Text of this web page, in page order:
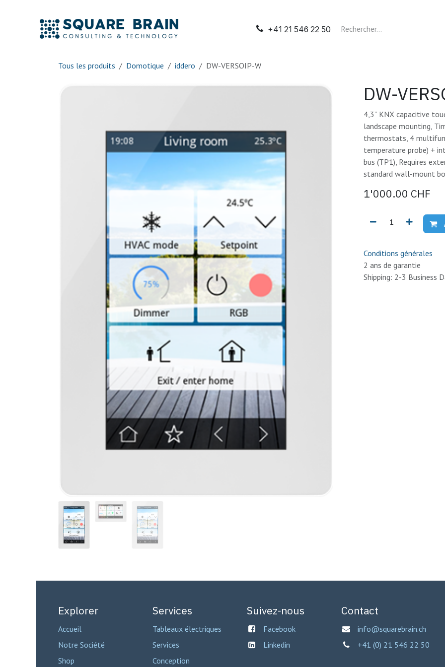
Se rendre au contenu
Automatisation Tableaux électriques Nos
+41 21 546 22 50
Tous les produits Domotique iddero DW-VERSOIP-W
DW-
4,3” KNX capacitive
landscape mounting,
thermostats, 4
temperature probe) +
bus (TP1), Requires
standard wall-mount
1'000.00 CHF
Conditions générales
2 ans de garantie
Shipping: 2-3 Business
Explorer
Accueil
Notre Société
Shop
Services
Tableaux électriques
Services
Conception
Suivez-nous
Facebook
Linkedin
Contact
info@squarebrain.ch
+41 (0) 21 546 22 50